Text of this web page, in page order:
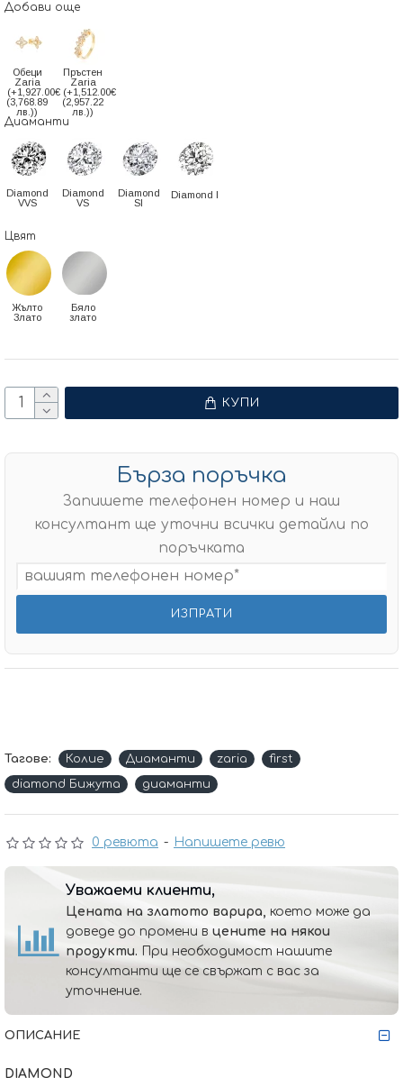
0 ревюта - Напишете ревю
Добави още
Обеци
Zaria
(+1,927.00€
(3,768.89
лв.))
Пръстен
Zaria
(+1,512.00€
(2,957.22
лв.))
Диаманти
Diamond
VVS
Diamond
VS
Diamond
SI
Diamond I
Цвят
Жълто
Злато
Бяло
злато
КУПИ
Бърза поръчка
Запишете телефонен номер и наш
консултант ще уточни всички детайли по
поръчката
Тагове: Колие Диаманти zaria
first
diamond Бижута
диаманти
Уважаеми клиенти,
Цената на златото варира, което може да
доведе до промени в цените на някои
продукти. При необходимост нашите
консултанти ще се свържат с вас за
уточнение.
ОПИСАНИЕ
DIAMOND